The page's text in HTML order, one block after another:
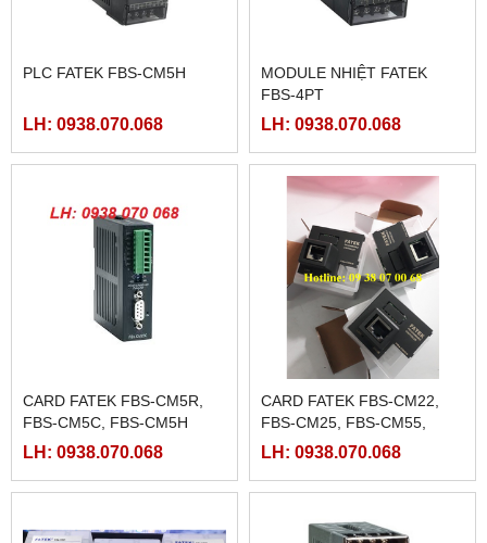
PLC FATEK FBS-CM5H
LH: 0938.070.068
MODULE NHIỆT FATEK
FBS-4PT
LH: 0938.070.068
CARD FATEK FBS-CM5R,
FBS-CM5C, FBS-CM5H
LH: 0938.070.068
CARD FATEK FBS-CM22,
FBS-CM25, FBS-CM55,
FBS-CM25E,FBS-CM55E,
LH: 0938.070.068